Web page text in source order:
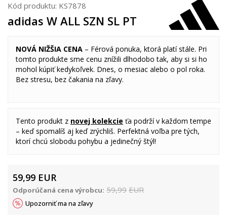
Kód produktu: KS7878
adidas W ALL SZN SL PT
NOVÁ NIŽŠIA CENA – Férová ponuka, ktorá platí stále. Pri
tomto produkte sme cenu znížili dlhodobo tak, aby si si ho
mohol kúpiť kedykoľvek. Dnes, o mesiac alebo o pol roka.
Bez stresu, bez čakania na zľavy.
Tento produkt z novej kolekcie ťa podrží v každom tempe
– keď spomalíš aj keď zrýchliš. Perfektná voľba pre tých,
ktorí chcú slobodu pohybu a jedinečný štýl!
59,99 EUR
Odporúčaná cena výrobcu: 59,99 EUR
Upozorniť ma na zľavy